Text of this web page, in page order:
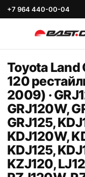
+7 964 440-00-04
Toyota Land
120
2009) ·
GRJ120W,
GRJ125,
KDJ120W,
KDJ125,
KZJ120,